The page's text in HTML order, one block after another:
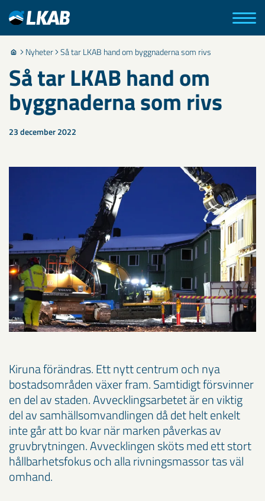
Nyheter Så tar LKAB hand om byggnaderna som rivs
Så tar LKAB hand om
byggnaderna som rivs
23 december 2022
Kiruna förändras. Ett nytt centrum och nya
bostadsområden växer fram. Samtidigt försvinner
en del av staden. Avvecklingsarbetet är en viktig
del av samhällsomvandlingen då det helt enkelt
inte går att bo kvar när marken påverkas av
gruvbrytningen. Avvecklingen sköts med ett stort
hållbarhetsfokus och alla rivningsmassor tas väl
omhand.